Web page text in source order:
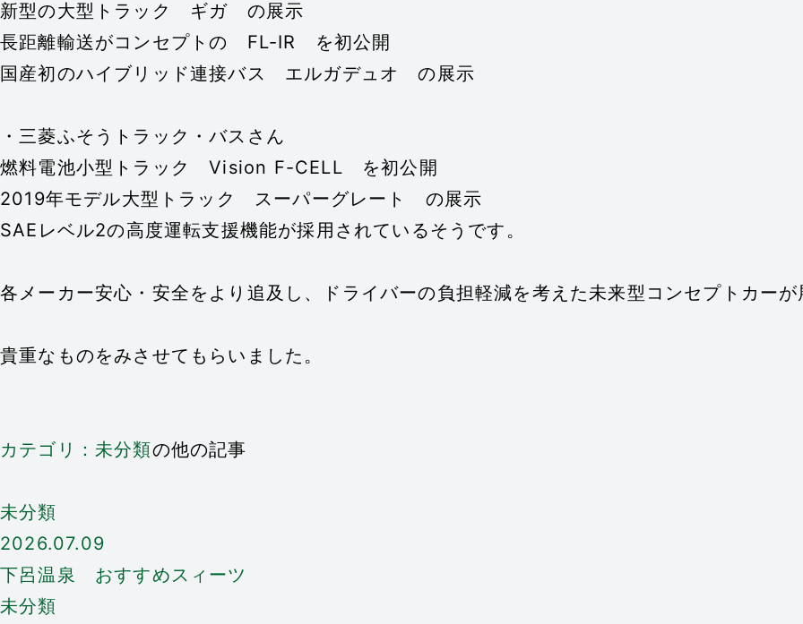
新型の大型トラック ギガ の展示
長距離輸送がコンセプトの FL-IR を初公開
国産初のハイブリッド連接バス エルガデュオ の展示
・三菱ふそうトラック・バスさん
燃料電池小型トラック Vision F-CELL を初公開
2019年モデル大型トラック スーパーグレート の展示
SAEレベル2の高度運転支援機能が採用されているそうです。
各メーカー安心・安全をより追及し、ドライバーの負担軽減を考えた未来型コンセプトカーが
貴重なものをみさせてもらいました。
カテゴリ：未分類の他の記事
未分類
2026.07.09
下呂温泉 おすすめスィーツ
未分類